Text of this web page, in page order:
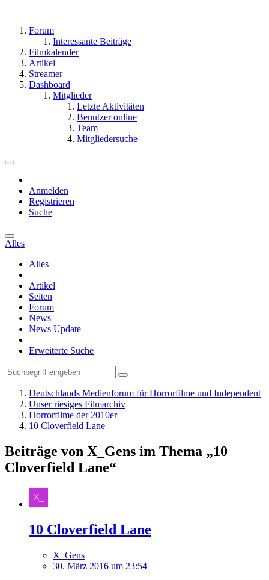
Forum
Interessante Beiträge
Filmkalender
Artikel
Streamer
Dashboard
Mitglieder
Letzte Aktivitäten
Benutzer online
Team
Mitgliedersuche
Anmelden
Registrieren
Suche
Alles
Alles
Artikel
Seiten
Forum
News
News Update
Erweiterte Suche
Deutschlands Medienforum für Horrorfilme und Independent
Unser riesiges Filmarchiv
Horrorfilme der 2010er
10 Cloverfield Lane
Beiträge von X_Gens im Thema „10
Cloverfield Lane“
10 Cloverfield Lane
X_Gens
30. März 2016 um 23:54